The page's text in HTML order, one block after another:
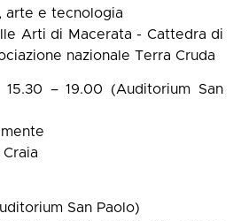
arte e tecnologia
Arti di Macerata - Cattedra di
nazionale Terra Cruda
– 19.00 (Auditorium San
San Paolo)